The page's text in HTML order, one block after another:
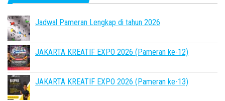
Jadwal Pameran Lengkap di tahun 2026
JAKARTA KREATIF EXPO 2026 (Pameran ke-12)
JAKARTA KREATIF EXPO 2026 (Pameran ke-13)